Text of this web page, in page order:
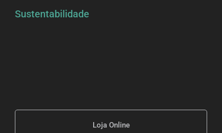
Sustentabilidade
Loja Online